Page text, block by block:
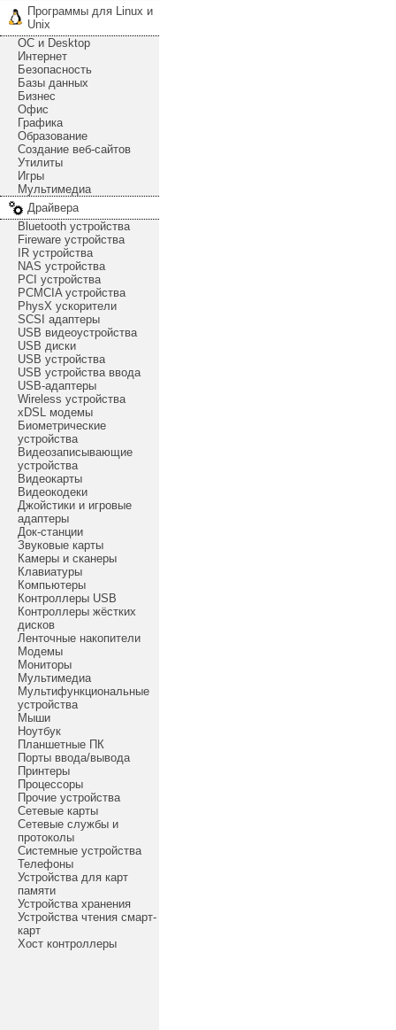
Программы для Linux и
Unix
ОС и Desktop
Интернет
Безопасность
Базы данных
Бизнес
Офис
Графика
Образование
Создание веб-сайтов
Утилиты
Игры
Мультимедиа
Драйвера
Bluetooth устройства
Fireware устройства
IR устройства
NAS устройства
PCI устройства
PCMCIA устройства
PhysX ускорители
SCSI адаптеры
USB видеоустройства
USB диски
USB устройства
USB устройства ввода
USB-адаптеры
Wireless устройства
xDSL модемы
Биометрические
устройства
Видеозаписывающие
устройства
Видеокарты
Видеокодеки
Джойстики и игровые
адаптеры
Док-станции
Звуковые карты
Камеры и сканеры
Клавиатуры
Компьютеры
Контроллеры USB
Контроллеры жёстких
дисков
Ленточные накопители
Модемы
Мониторы
Мультимедиа
Мультифункциональные
устройства
Мыши
Ноутбук
Планшетные ПК
Порты ввода/вывода
Принтеры
Процессоры
Прочие устройства
Сетевые карты
Сетевые службы и
протоколы
Системные устройства
Телефоны
Устройства для карт
памяти
Устройства хранения
Устройства чтения смарт-
карт
Хост контроллеры